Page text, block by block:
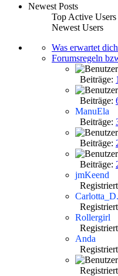
Newest Posts
Top Active Users
Newest Users
Was erwartet
Forumsregeln
Beiträge:
Beiträge:
ManuEla
Beiträge:
Beiträge:
Beiträge:
jmKeend
Carlotta_D.
Rollergirl
Anda